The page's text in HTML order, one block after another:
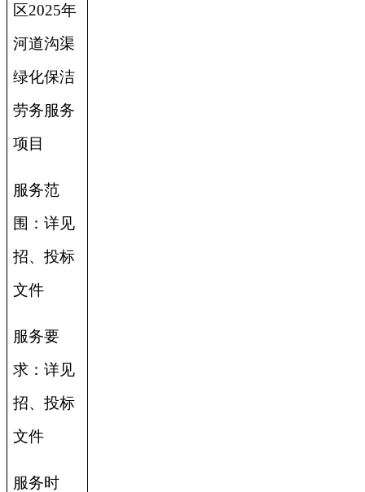
区2025年
河道沟渠
绿化保洁
劳务服务
项目
服务范
围：详见
招、投标
文件
服务要
求：详见
招、投标
文件
服务时